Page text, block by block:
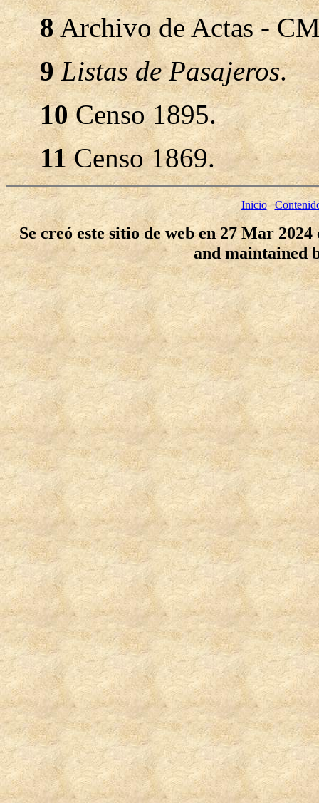
8Archivo de Actas -
9 Listas de Pasajeros.
10Censo 1895.
11Censo 1869.
Inicio|
Se creó este sitio de web en 27 Mar
and maintained